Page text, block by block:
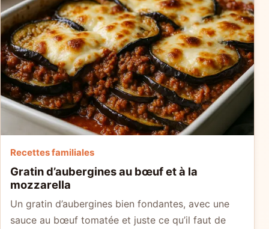
Recettes familiales
Gratin d’aubergines au bœuf et à la
mozzarella
Un gratin d’aubergines bien fondantes, avec une
sauce au bœuf tomatée et juste ce qu’il faut de